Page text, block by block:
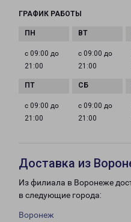
ГРАФИК РАБОТЫ
с 09:00 до
21:00
с 09:00 до
21:00
с 09:00 до
21:00
с 09:00 до
21:00
Доставка из
Из филиала в Воронеже
в следующие города:
Воронеж